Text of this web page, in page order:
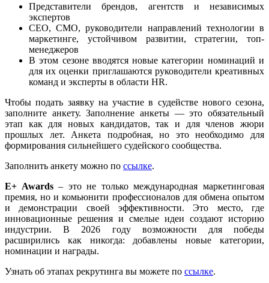
Представители брендов, агентств и независимых
экспертов
СЕО, СМО, руководители направлений технологии в
маркетинге, устойчивом развитии, стратегии, топ-
менеджеров
В этом сезоне вводятся новые категории номинаций и
для их оценки приглашаются руководители креативных
команд и эксперты в области HR.
Чтобы подать заявку на участие в судействе нового сезона,
заполните анкету. Заполнение анкеты — это обязательный
этап как для новых кандидатов, так и для членов жюри
прошлых лет. Анкета подробная, но это необходимо для
формирования сильнейшего судейского сообщества.
Заполнить анкету можно по ссылке.
E+ Awards– это не только международная маркетинговая
премия, но и комьюнити профессионалов для обмена опытом
и демонстрации своей эффективности. Это место, где
инновационные решения и смелые идеи создают историю
индустрии. В 2026 году возможности для победы
расширились как никогда: добавлены новые категории,
номинации и награды.
Узнать об этапах рекрутинга вы можете по ссылке.